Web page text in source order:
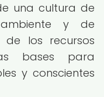
una cultura de
y de
de los recursos
bases para
y conscientes